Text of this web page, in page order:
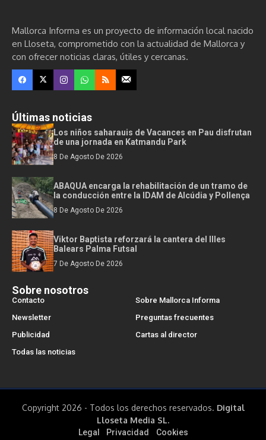
Mallorca Informa es un proyecto de información local nacido
en Lloseta, comprometido con la actualidad de Mallorca y
con ofrecer noticias claras, útiles y cercanas.
Últimas noticias
Los niños saharauis de Vacances en Pau disfrutan
de una jornada en Katmandu Park
8 De Agosto De 2026
ABAQUA encarga la rehabilitación de un tramo de
la conducción entre la IDAM de Alcúdia y Pollença
8 De Agosto De 2026
Viktor Baptista reforzará la cantera del Illes
Balears Palma Futsal
7 De Agosto De 2026
Sobre nosotros
Contacto
Sobre Mallorca Informa
Newsletter
Preguntas frecuentes
Publicidad
Cartas al director
Todas las noticias
Copyright 2026 - Todos los derechos reservados. Digital
Lloseta Media SL.
Legal Privacidad Cookies